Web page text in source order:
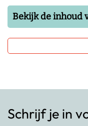
Bekijk de inhoud
Schrijf je in